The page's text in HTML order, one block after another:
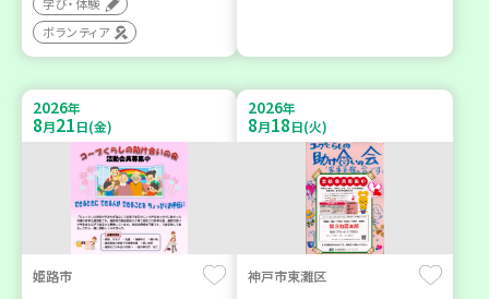
学び・体験
ボランティア
2026年
8月21日(金)
姫路市
2026年
8月18日(火)
神戸市東灘区